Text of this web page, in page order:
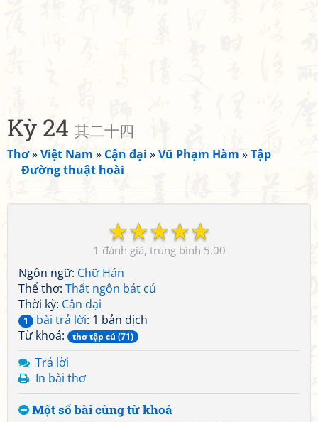
Kỳ 24 其二十四
Thơ»Việt Nam » Cận đại »Vũ Phạm Hàm »Tập
Đường thuật hoài
☆
☆
☆
☆
☆
1 5.00
Ngôn ngữ: Chữ Hán
Thể thơ: Thất ngôn bát cú
Thời kỳ: Cận đại
1 bài trả lời: 1 bản dịch
Từ khoá:
thơ tập cú (71)
Trả lời
In bài thơ
Một số bài cùng từ khoá